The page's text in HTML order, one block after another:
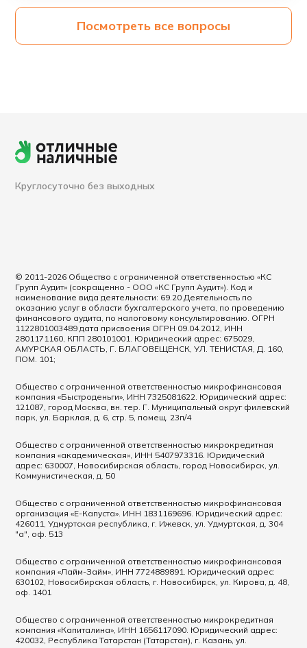
Посмотреть все вопросы
Круглосуточно без выходных
© 2011-2026 Общество с ограниченной ответственностью «КС
Групп Аудит» (сокращенно - ООО «КС Групп Аудит»). Код и
наименование вида деятельности: 69.20 Деятельность по
оказанию услуг в области бухгалтерского учета, по проведению
финансового аудита, по налоговому консультированию. ОГРН
1122801003489 дата присвоения ОГРН 09.04.2012, ИНН
2801171160, КПП 280101001. Юридический адрес: 675029,
АМУРСКАЯ ОБЛАСТЬ, Г. БЛАГОВЕЩЕНСК, УЛ. ТЕНИСТАЯ, Д. 160,
ПОМ. 101;
Общество с ограниченной ответственностью микрофинансовая
компания «Быстроденьги», ИНН 7325081622. Юридический адрес:
121087, город Москва, вн. тер. Г. Муниципальный округ филевский
парк, ул. Барклая, д. 6, стр. 5, помещ. 23п/4
Общество с ограниченной ответственностью микрокредитная
компания «академическая», ИНН 5407973316. Юридический
адрес: 630007, Новосибирская область, город Новосибирск, ул.
Коммунистическая, д. 50
Общество с ограниченной ответственностью микрофинансовая
организация «Е-Капуста». ИНН 1831169696. Юридический адрес:
426011, Удмуртская республика, г. Ижевск, ул. Удмуртская, д. 304
"а", оф. 513
Общество с ограниченной ответственностью микрофинансовая
компания «Лайм-Займ», ИНН 7724889891. Юридический адрес:
630102, Новосибирская область, г. Новосибирск, ул. Кирова, д. 48,
оф. 1401
Общество с ограниченной ответственностью микрокредитная
компания «Капиталина», ИНН 1656117090. Юридический адрес:
420032, Республика Татарстан (Татарстан), г. Казань, ул.